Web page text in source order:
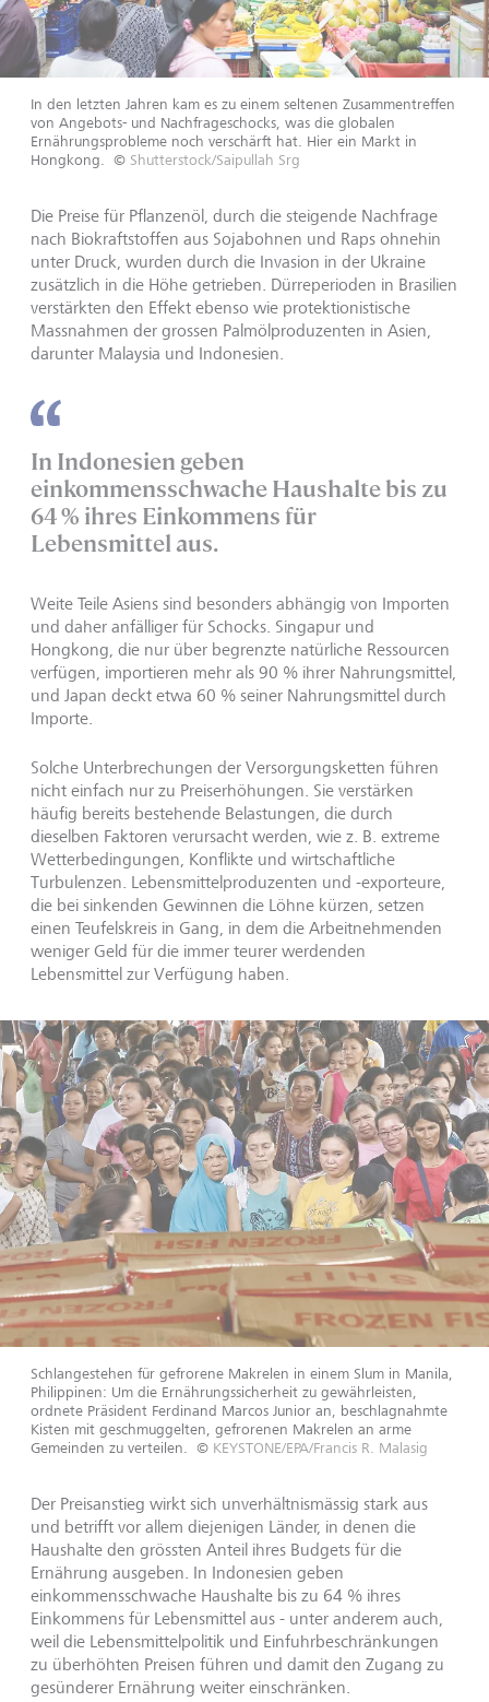
In den letzten Jahren kam es zu einem seltenen Zusammentreffen
von Angebots- und Nachfrageschocks, was die globalen
Ernährungsprobleme noch verschärft hat. Hier ein Markt in
Hongkong. © Shutterstock/Saipullah Srg
Die Preise für Pflanzenöl, durch die steigende Nachfrage
nach Biokraftstoffen aus Sojabohnen und Raps ohnehin
unter Druck, wurden durch die Invasion in der Ukraine
zusätzlich in die Höhe getrieben. Dürreperioden in Brasilien
verstärkten den Effekt ebenso wie protektionistische
Massnahmen der grossen Palmölproduzenten in Asien,
darunter Malaysia und Indonesien.
In Indonesien geben
einkommensschwache Haushalte bis zu
64 % ihres Einkommens für
Lebensmittel aus.
Weite Teile Asiens sind besonders abhängig von Importen
und daher anfälliger für Schocks. Singapur und
Hongkong, die nur über begrenzte natürliche Ressourcen
verfügen, importieren mehr als 90 % ihrer Nahrungsmittel,
und Japan deckt etwa 60 % seiner Nahrungsmittel durch
Importe.
Solche Unterbrechungen der Versorgungsketten führen
nicht einfach nur zu Preiserhöhungen. Sie verstärken
häufig bereits bestehende Belastungen, die durch
dieselben Faktoren verursacht werden, wie z. B. extreme
Wetterbedingungen, Konflikte und wirtschaftliche
Turbulenzen. Lebensmittelproduzenten und -exporteure,
die bei sinkenden Gewinnen die Löhne kürzen, setzen
einen Teufelskreis in Gang, in dem die Arbeitnehmenden
weniger Geld für die immer teurer werdenden
Lebensmittel zur Verfügung haben.
Schlangestehen für gefrorene Makrelen in einem Slum in Manila,
Philippinen: Um die Ernährungssicherheit zu gewährleisten,
ordnete Präsident Ferdinand Marcos Junior an, beschlagnahmte
Kisten mit geschmuggelten, gefrorenen Makrelen an arme
Gemeinden zu verteilen.
© KEYSTONE/EPA/Francis R. Malasig
Der Preisanstieg wirkt sich unverhältnismässig stark aus
und betrifft vor allem diejenigen Länder, in denen die
Haushalte den grössten Anteil ihres Budgets für die
Ernährung ausgeben. In Indonesien geben
einkommensschwache Haushalte bis zu 64 % ihres
Einkommens für Lebensmittel aus - unter anderem auch,
weil die Lebensmittelpolitik und Einfuhrbeschränkungen
zu überhöhten Preisen führen und damit den Zugang zu
gesünderer Ernährung weiter einschränken.